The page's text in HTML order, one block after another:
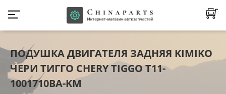
ПОДУШКА ДВИГАТЕЛЯ ЗАДНЯЯ KIMIKO
ЧЕРИ ТИГГО CHERY TIGGO T11-
1001710BA-KM